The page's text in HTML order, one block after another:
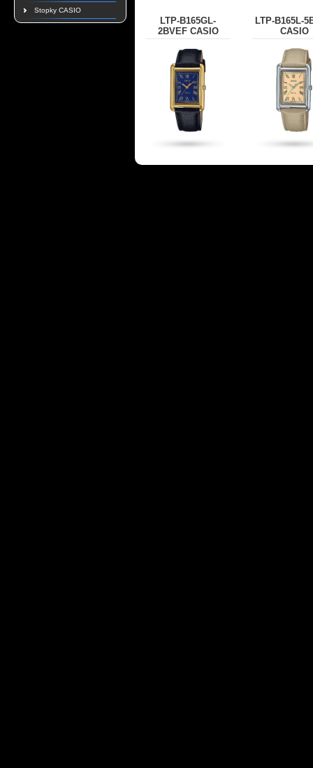
Stopky CASIO
LTP-B165GL-
2BVEF CASIO
LTP-B165L-
CASIO